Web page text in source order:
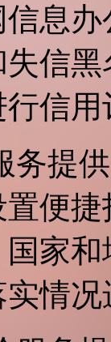
息
信
信用
务提
便
家
情